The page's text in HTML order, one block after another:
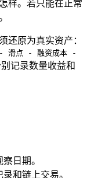
样。若只能在正常
还原为真实资产：
- 滑点 - 融资成本 -
记录数量收益和
日期。
和链上交易。